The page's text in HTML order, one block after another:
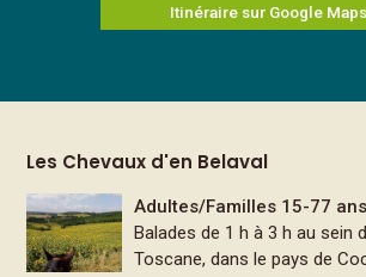
Itinéraire sur Google Maps
Les Chevaux d'en Belaval
Adultes/Familles 15-77
Balades de 1 h à 3 h au sein
Toscane, dans le pays de